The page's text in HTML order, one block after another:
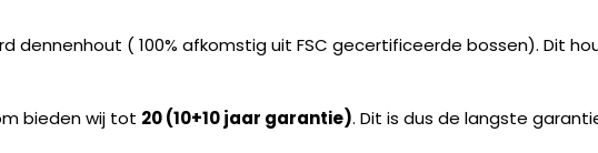
( 100% afkomstig uit FSC gecertificeerde bossen). Dit
bieden wij tot 20 (10+10 jaar garantie). Dit is dus de langste